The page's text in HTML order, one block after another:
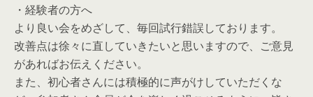
・経験者の方へ
より良い会をめざして、毎回試行錯誤しております。
改善点は徐々に直していきたいと思いますので、ご意見
があればお伝えください。
また、初心者さんには積極的に声がけしていただくな